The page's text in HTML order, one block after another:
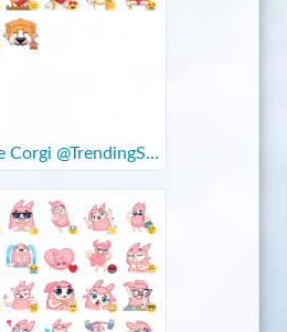
Corgi @TrendingSti